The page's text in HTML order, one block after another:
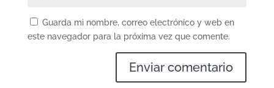
Guarda mi nombre, correo electrónico y web en
este navegador para la próxima vez que comente.